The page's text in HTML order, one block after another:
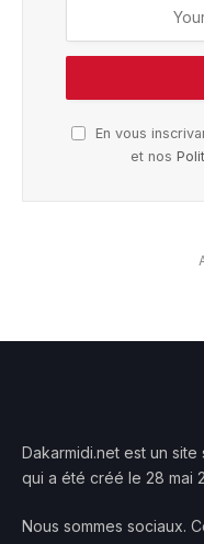
En vous
et nos
Dakarmidi.net est un
qui a été créé le 28 mai
Nous sommes sociaux.